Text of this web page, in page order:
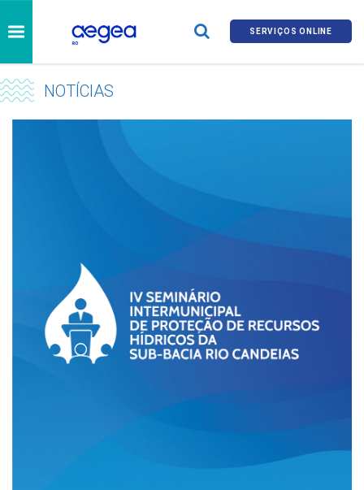
SERVIÇOS ONLINE
NOTÍCIAS